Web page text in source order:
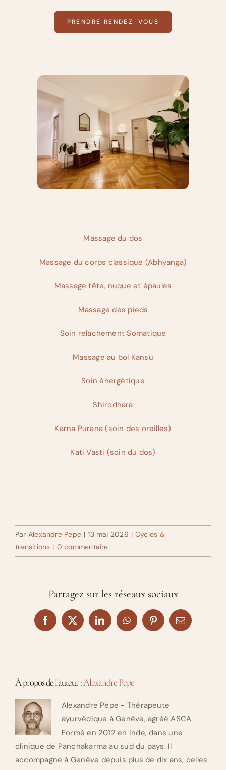
PRENDRE RENDEZ-VOUS
Massage du dos
Massage du corps classique (Abhyanga)
Massage tête, nuque et épaules
Massage des pieds
Soin relâchement Somatique
Massage au bol Kansu
Soin énergétique
Shirodhara
Karna Purana (soin des oreilles)
Kati Vasti (soin du dos)
Par Alexandre Pepe | 13 mai 2026 | Cycles &
transitions | 0 commentaire
Partagez sur les réseaux sociaux
Facebook
X LinkedInWhatsAppPinterestEmail
À propos de l'auteur :Alexandre Pepe
Alexandre Pèpe - Thérapeute
ayurvédique à Genève, agréé ASCA.
Formé en 2012 en Inde, dans une
clinique de Panchakarma au sud du pays. Il
accompagne à Genève depuis plus de dix ans, celles